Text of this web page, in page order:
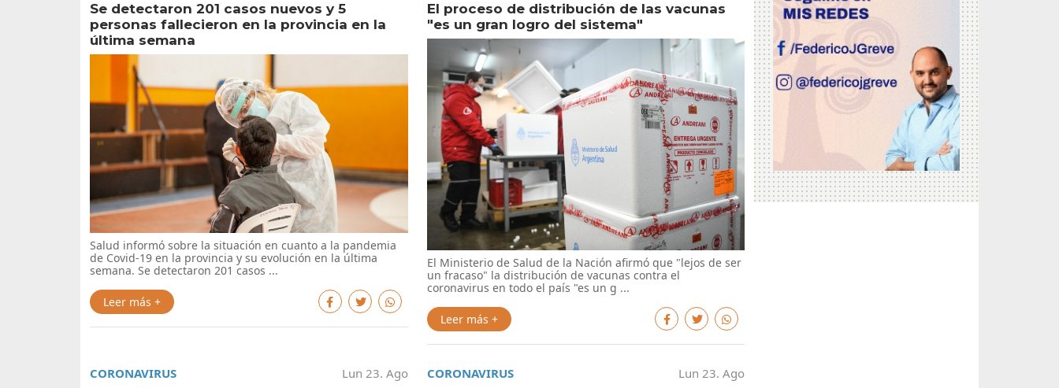
Se detectaron 201 casos nuevos y 5
personas fallecieron en la provincia en la
última semana
Salud informó sobre la situación en cuanto a la pandemia
de Covid-19 en la provincia y su evolución en la última
semana. Se detectaron 201 casos ...
Leer más +
El proceso de distribución de las vacunas
"es un gran logro del sistema"
El Ministerio de Salud de la Nación afirmó que "lejos de ser
un fracaso" la distribución de vacunas contra el
coronavirus en todo el país "es un g ...
Leer más +
CORONAVIRUS
Lun 23. Ago
CORONAVIRUS
Lun 23. Ago